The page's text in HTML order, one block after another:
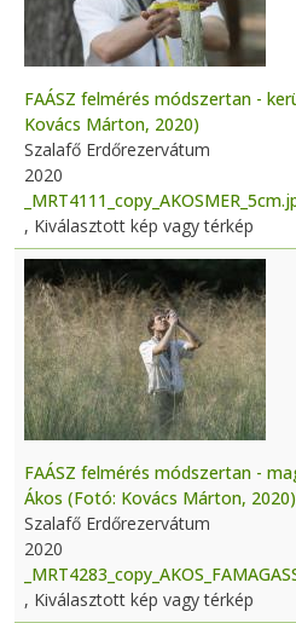
FAÁSZ felmérés módszertan -
Kovács Márton, 2020)
Szalafő Erdőrezervátum
2020
, Kiválasztott kép vagy térkép
FAÁSZ felmérés módszertan -
Ákos (Fotó: Kovács Márton, 2020)
Szalafő Erdőrezervátum
2020
, Kiválasztott kép vagy térkép